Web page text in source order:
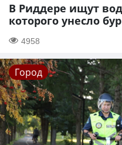
В Риддере ищут
которого унесло
4958
Город